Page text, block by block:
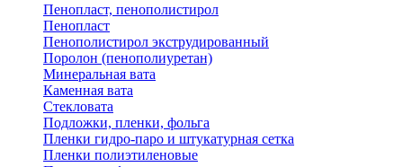
Пенопласт, пенополистирол
Пенопласт
Пенополистирол экструдированный
Поролон (пенополиуретан)
Минеральная вата
Каменная вата
Стекловата
Подложки, пленки, фольга
Пленки гидро-паро и штукатурная сетка
Пленки полиэтиленовые